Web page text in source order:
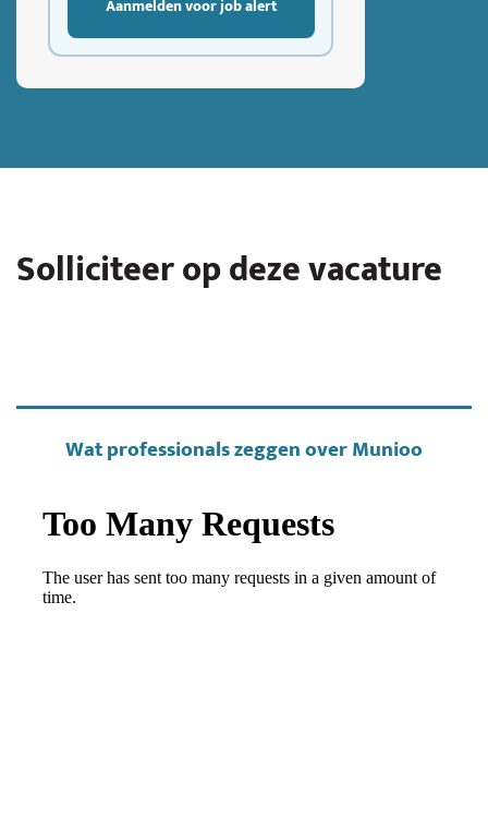
Aanmelden voor job alert
Solliciteer op deze vacature
Wat professionals zeggen over Munioo